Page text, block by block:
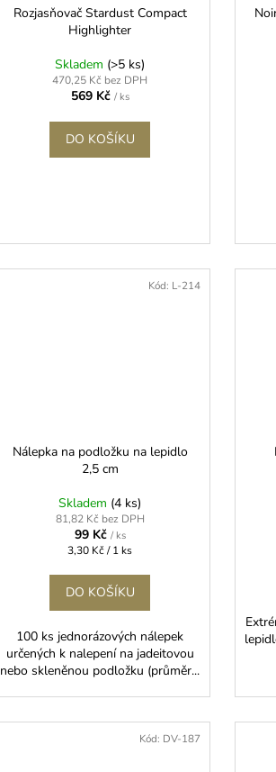
Rozjasňovač Stardust Compact
Highlighter
Skladem (>5 ks)
470,25 Kč bez DPH
569 Kč / ks
DO KOŠÍKU
Nálepka na podložku na lepidlo
2,5 cm
Skladem (4 ks)
81,82 Kč bez DPH
99 Kč / ks
Měrná
3,30 Kč / 1 ks
DO KOŠÍKU
100 ks jednorázových nálepek
určených k nalepení na jadeitovou
nebo skleněnou podložku (průměr...
Kód: L-214
Kód: DV-187